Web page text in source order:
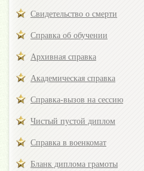
Свидетельство о смерти
Справка об обучении
Архивная справка
Академическая справка
Справка-вызов на сессию
Чистый пустой диплом
Справка в военкомат
Бланк диплома грамоты